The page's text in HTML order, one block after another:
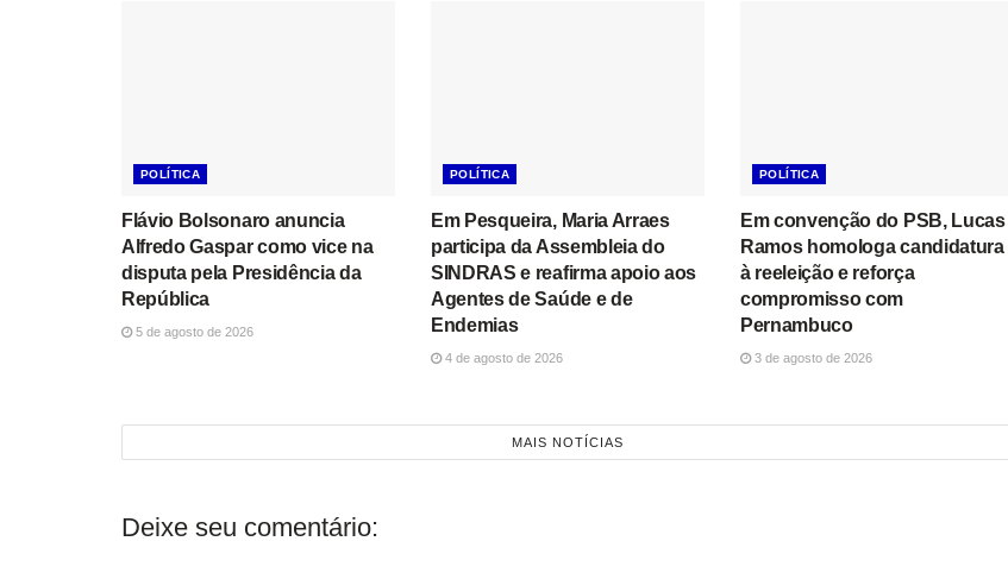
POLÍTICA
Flávio Bolsonaro anuncia
Alfredo Gaspar como vice na
disputa pela Presidência da
República
5 de agosto de 2026
POLÍTICA
Em Pesqueira, Maria Arraes
participa da Assembleia do
SINDRAS e reafirma apoio aos
Agentes de Saúde e de
Endemias
4 de agosto de 2026
POLÍTICA
Em convenção do PSB, Lucas
Ramos homologa candidatura
à reeleição e reforça
compromisso com
Pernambuco
3 de agosto de 2026
MAIS NOTÍCIAS
Deixe seu comentário: